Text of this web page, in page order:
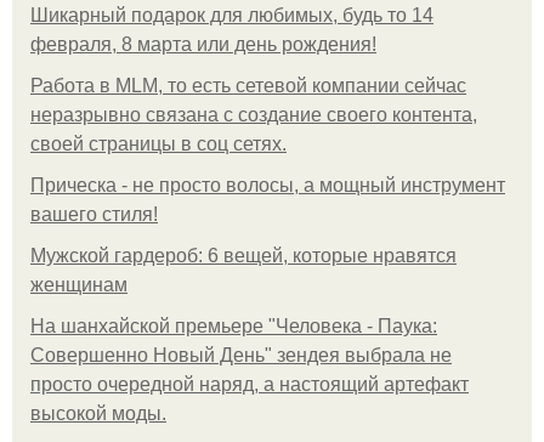
Шикарный подарок для любимых, будь то 14
февраля, 8 марта или день рождения!
Работа в MLM, то есть сетевой компании сейчас
неразрывно связана с создание своего контента,
своей страницы в соц сетях.
Прическа - не просто волосы, а мощный инструмент
вашего стиля!
Мужской гардероб: 6 вещей, которые нравятся
женщинам
На шанхайской премьере "Человека - Паука:
Совершенно Новый День" зендея выбрала не
просто очередной наряд, а настоящий артефакт
высокой моды.